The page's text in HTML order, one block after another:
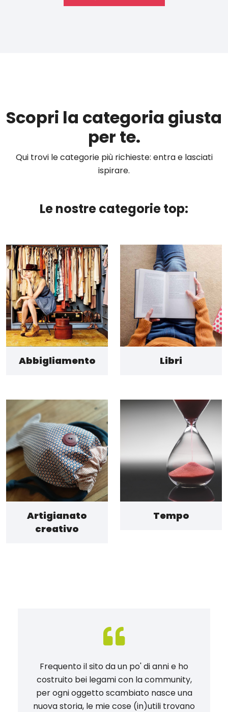
Scopri la categoria giusta
per te.
Qui trovi le categorie più richieste: entra e lasciati
ispirare.
Le nostre categorie top:
Abbigliamento Libri
Artigianato
creativo
Tempo
Frequento il sito da un po' di anni e ho
costruito bei legami con la community,
per ogni oggetto scambiato nasce una
nuova storia, le mie cose (in)utili trovano